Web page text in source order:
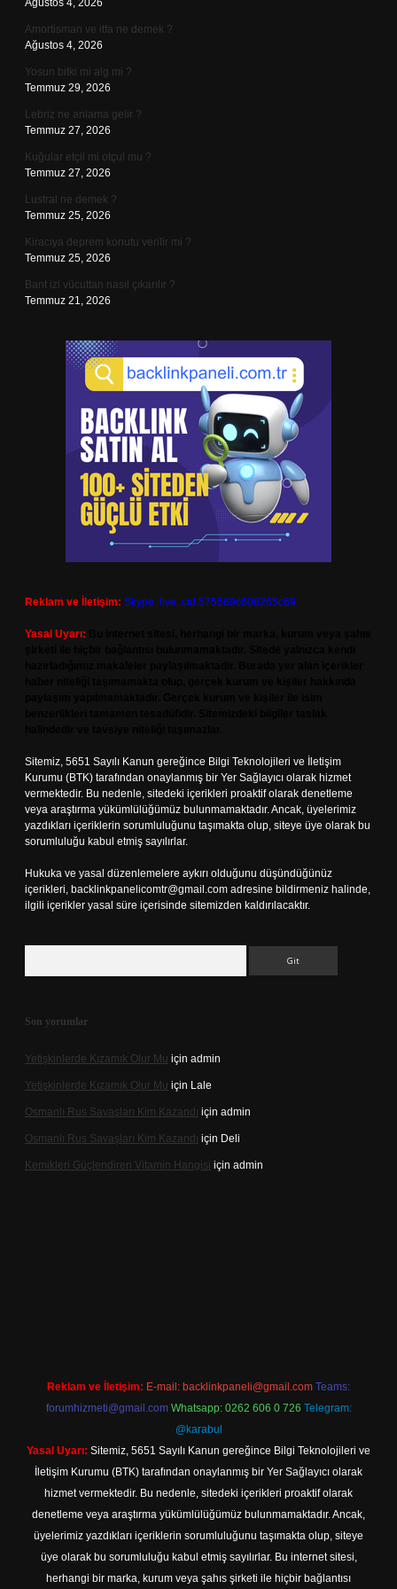
Ağustos 4, 2026
Amortisman ve itfa ne demek ?
Ağustos 4, 2026
Yosun bitki mi alg mi ?
Temmuz 29, 2026
Lebriz ne anlama gelir ?
Temmuz 27, 2026
Kuğular etçil mi otçul mu ?
Temmuz 27, 2026
Lustral ne demek ?
Temmuz 25, 2026
Kiracıya deprem konutu verilir mi ?
Temmuz 25, 2026
Bant izi vücuttan nasıl çıkarılır ?
Temmuz 21, 2026
Reklam ve İletişim: Skype: live:.cid.575569c608265c69
Yasal Uyarı:
Sitemiz, 5651 Sayılı Kanun gereğince Bilgi Teknolojileri ve İletişim
Kurumu (BTK) tarafından onaylanmış bir Yer Sağlayıcı olarak hizmet
vermektedir. Bu nedenle, sitedeki içerikleri proaktif olarak denetleme
veya araştırma yükümlülüğümüz bulunmamaktadır. Ancak, üyelerimiz
yazdıkları içeriklerin sorumluluğunu taşımakta olup, siteye üye olarak bu
sorumluluğu kabul etmiş sayılırlar.
Hukuka ve yasal düzenlemelere aykırı olduğunu düşündüğünüz
içerikleri, backlinkpanelicomtr@gmail.com adresine bildirmeniz halinde,
ilgili içerikler yasal süre içerisinde sitemizden kaldırılacaktır.
Son yorumlar
Yetişkinlerde Kızamık Olur Mu için admin
Yetişkinlerde Kızamık Olur Mu için Lale
Osmanlı Rus Savaşları Kim Kazandı için admin
Osmanlı Rus Savaşları Kim Kazandı için Deli
Kemikleri Güçlendiren Vitamin Hangisi için admin
Reklam ve İletişim: E-mail: backlinkpaneli@gmail.com Teams:
forumhizmeti@gmail.com Whatsapp: 0262 606 0 726 Telegram:
@karabul
Yasal Uyarı: Sitemiz, 5651 Sayılı Kanun gereğince Bilgi Teknolojileri ve
İletişim Kurumu (BTK) tarafından onaylanmış bir Yer Sağlayıcı olarak
hizmet vermektedir. Bu nedenle, sitedeki içerikleri proaktif olarak
denetleme veya araştırma yükümlülüğümüz bulunmamaktadır. Ancak,
üyelerimiz yazdıkları içeriklerin sorumluluğunu taşımakta olup, siteye
üye olarak bu sorumluluğu kabul etmiş sayılırlar. Bu internet sitesi,
herhangi bir marka, kurum veya şahıs şirketi ile hiçbir bağlantısı